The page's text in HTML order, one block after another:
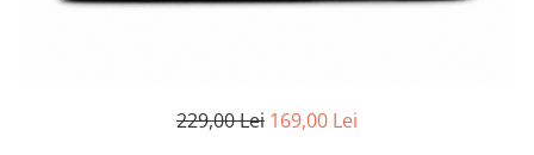
229,00 Lei 169,00 Lei